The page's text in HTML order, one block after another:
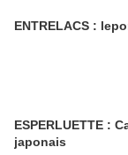
ENTRELACS :
ESPERLUETTE :
japonais